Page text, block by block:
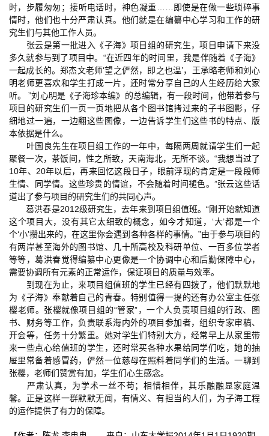
时，步履匆匆；接听电话时，神色凝重……即使是在做一些琐碎事
情时，他们也十分严肃认真。他们就是在编纂中心学习和工作的研
究生们与其他工作人员。
张云是第一批进入《子海》项目组的研究生，项目申请下来没
多久就参与到了项目中。“在近四年的时间里，我是伴随着《子海》
一起成长的。郑杰文老师‘望之俨然，即之也温’，王承略老师和刘心
明老师更喜欢和学生打成一片，还时常分享自己的人生经历给大家
听。 ”刘心明是《子海珍本编》的总编辑，有一段时间，他带着参与
项目的研究生们一页一页地把从各个图书馆拷过来的子书图影，仔
细地过一遍，一边翻这些图像，一边告诉学生们这些书的特点、版
本依据是什么。
叶国良先生在项目组工作的一年中，每隔两周就请学生们一起
聚餐一次，茶饭间，性之所致，天南海北，无所不谈。“我想当过了
10年、20年以后，再来回忆这段日子，眼前浮现的肯定是一段段师
生情、同学情。这些珍贵的情谊，不会随着时间褪色。”张云这些话
道出了参与项目的研究生们的共同心声。
葛洪春是2012级研究生，去年来到项目组值班。“刚开始就知道
这个项目大，没有其它太细致的概念，如今才知道，‘大’都是一个
个‘小’攒出来的，在这里你会遇到各种各样的事情。”由于参与项目的
有两岸甚至海外的图书馆、几十所高校及科研单位、一百多位学者
等等，葛洪春觉得编纂中心更像是一个协调中心和后勤保障中心，
需要协调所有元素的正常运作，保证项目的质量与效率。
到现在为止，来项目组值班的学生已经有四拨了，他们默默地
为《子海》奉献着自己的青春。特别值得一提的还有办公室主任张
樱老师。张樱就像项目组的“管家”，一个人负责项目组的行政、图
书、财务等工作，负责联系海内外的项目参加者，组织专家审稿、
开会等，任务十分繁重。她对学生们特别大方，经常早上从家里带
来一些点心给值班的学生，还时常买各种水果给同学们吃，她的抽
屉里常备着感冒药，俨然一位慈母在照料着同学们的生活。一聊到
张樱，老师们赞赏有加，学生们心生感念。
严肃认真，为学术一丝不苟；相惜相伴，其乐融融显家庭温
馨。正是这样一群默默无闻，有情义、有担当的人们，为子海工程
的运作提供了有力的保障。